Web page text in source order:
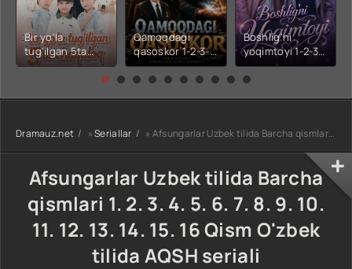
Bir yo'la
tug'ilgan 5ta
chaqaloq 1-2-3-
seriali uzbek
tilida Barcha
skachat
Qamoqdagi
qasoskor 1-2-3-
4-5-6-7-10-20-
30-50-60-70-80-
tilida Barcha
qismlar 2026 HD
Boshlig'ni
yoqimtoyi 1-2-3-
4-5-6-7-10-20-
30-50-60-70-80-
tilida Barcha
qismlar 2026 HD
Dramauz.net »Seriallar » Afsungarlar Uzbek tilida Barcha qismlari 1. 2. 3. 4. 5. 6. 7. 8. 9. 10. 11. 12. 13. 14. 15. 16 Qism O'zbek tilida AQSH seriali
Afsungarlar Uzbek tilida Barcha
qismlari 1. 2. 3. 4. 5. 6. 7. 8. 9. 10.
11. 12. 13. 14. 15. 16 Qism O'zbek
tilida AQSH seriali